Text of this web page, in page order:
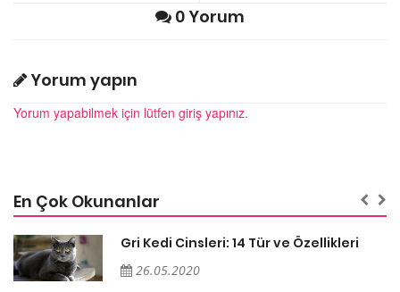
0 Yorum
Yorum yapın
Yorum yapabilmek için lütfen giriş yapınız.
En Çok Okunanlar
Gri Kedi Cinsleri: 14 Tür ve Özellikleri
26.05.2020